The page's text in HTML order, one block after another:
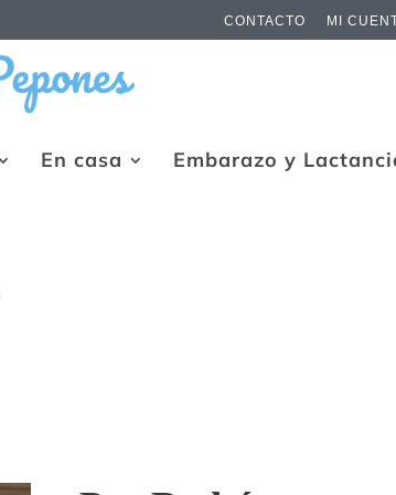
CONTACTO MI
En casa Embarazo y